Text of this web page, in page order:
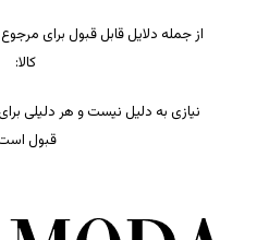
از جمله دلایل قابل قبول برای
کالا:
نیازی به دلیل نیست و هر دلیلی
قبول